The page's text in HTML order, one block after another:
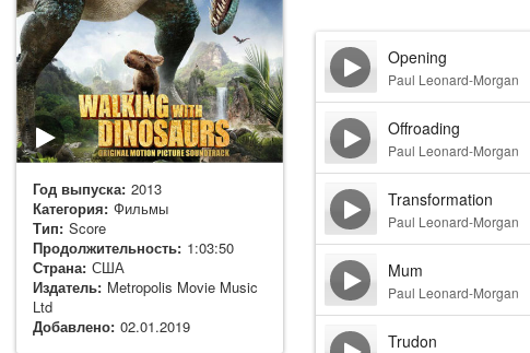
Год выпуска: 2013
Категория: Фильмы
Тип: Score
Продолжительность: 1:03:50
Страна: США
Издатель: Metropolis Movie Music
Ltd
Добавлено: 02.01.2019
Opening
Paul Leonard-Morgan
Offroading
Paul Leonard-Morgan
Transformation
Paul Leonard-Morgan
Mum
Paul Leonard-Morgan
Trudon